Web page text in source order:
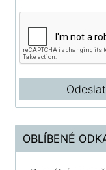
OBLÍBENÉ